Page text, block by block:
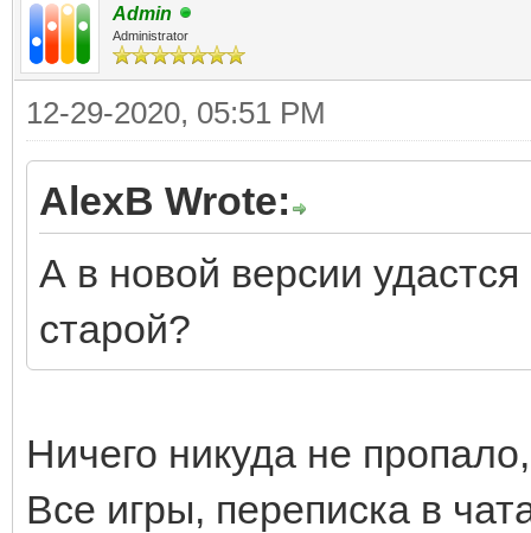
Admin
Administrator
12-29-2020, 05:51 PM
AlexB Wrote:
А в новой версии
старой?
Ничего никуда не
Все игры, переписка в